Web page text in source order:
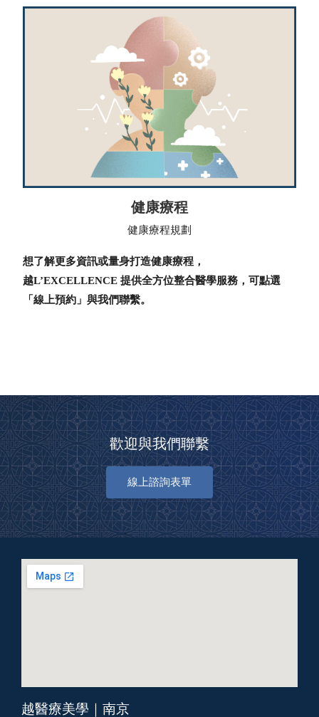
健康療程
健康療程規劃
想了解更多資訊或量身打造健康療程，
越L’EXCELLENCE 提供全方位整合醫學服務，可點選
「線上預約」與我們聯繫。
歡迎與我們聯繫
線上諮詢表單
越醫療美學｜南京